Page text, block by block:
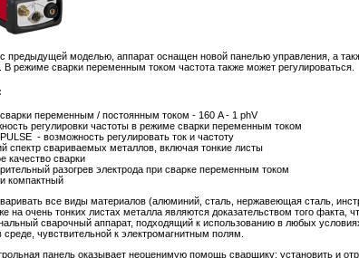
предыдущей моделью, аппарат оснащен новой панелью управления, а
В режиме сварки переменным током частота также может регулироваться.
переменным / постоянным током - 160 A - 1 phV
регулировки частоты в режиме сварки переменным током
- возможность регулировать ток и частоту
спектр свариваемых металлов, включая тонкие листы
качество сварки
разогрев электрода при сварке переменным током
и компактный
все виды материалов (алюминий, сталь, нержавеющая сталь,
на очень тонких листах металла являются доказательством того факта,
сварочный аппарат, подходящий к использованию в любых
среде, чувствительной к электромагнитным полям.
панель оказывает неоценимую помощь сварщику: установить и